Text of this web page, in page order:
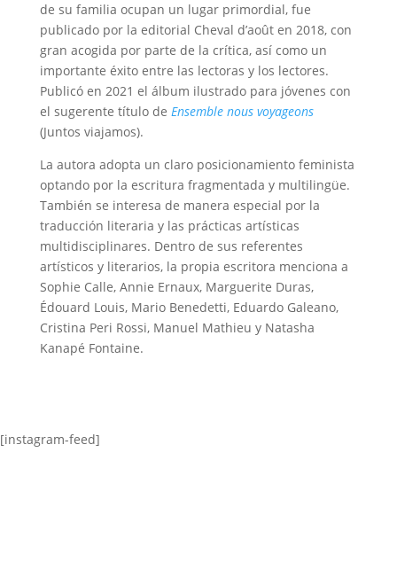
de su familia ocupan un lugar primordial, fue
publicado por la editorial Cheval d’août en 2018, con
gran acogida por parte de la crítica, así como un
importante éxito entre las lectoras y los lectores.
Publicó en 2021 el álbum ilustrado para jóvenes con
el sugerente título de Ensemble nous voyageons
(Juntos viajamos).
La autora adopta un claro posicionamiento feminista
optando por la escritura fragmentada y multilingüe.
También se interesa de manera especial por la
traducción literaria y las prácticas artísticas
multidisciplinares. Dentro de sus referentes
artísticos y literarios, la propia escritora menciona a
Sophie Calle, Annie Ernaux, Marguerite Duras,
Édouard Louis, Mario Benedetti, Eduardo Galeano,
Cristina Peri Rossi, Manuel Mathieu y Natasha
Kanapé Fontaine.
[instagram-feed]